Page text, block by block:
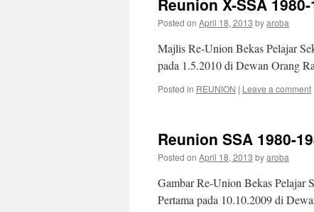
Reunion X-SSA
Posted on April 18, 2013 byaroba
Majlis Re-Union Bekas Pelajar
pada 1.5.2010 di Dewan Orang
Posted in REUNION | Leave a comment
Reunion SSA 1980-
Posted on April 18, 2013 byaroba
Gambar Re-Union Bekas Pelajar
Pertama pada 10.10.2009 di